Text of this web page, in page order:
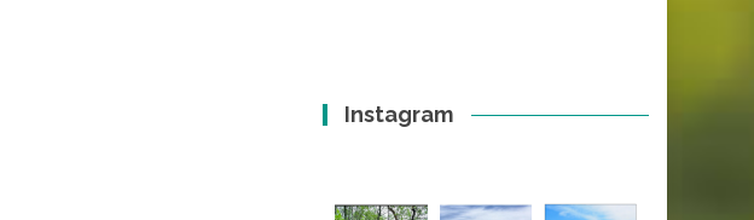
Instagram